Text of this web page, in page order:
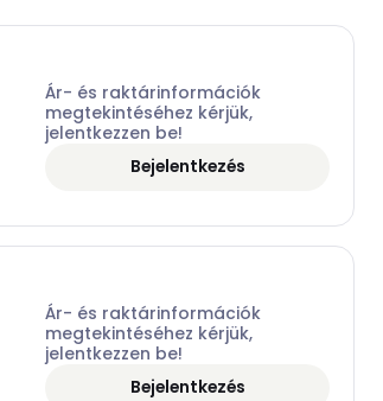
Ár- és raktárinformációk
megtekintéséhez kérjük,
jelentkezzen be!
Bejelentkezés
Ár- és raktárinformációk
megtekintéséhez kérjük,
jelentkezzen be!
Bejelentkezés